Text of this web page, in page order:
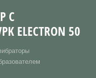
С
ELECTRON 50